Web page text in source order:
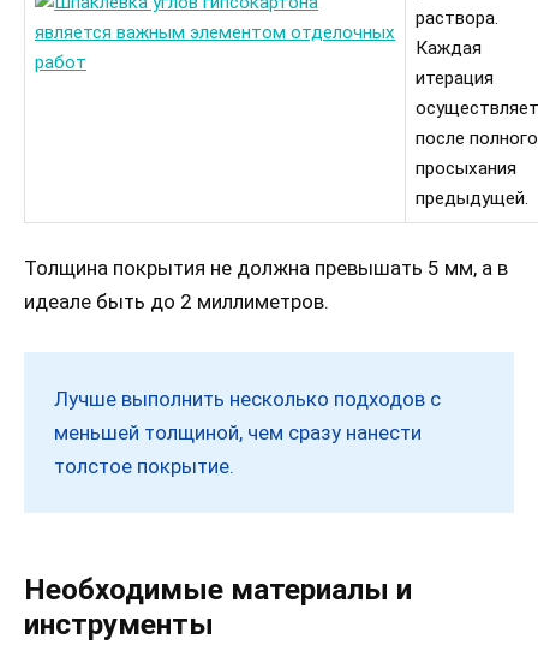
раствора.
Каждая
итерация
после полного
просыхания
предыдущей.
Толщина покрытия не должна превышать 5 мм, а в
идеале быть до 2 миллиметров.
Лучше выполнить несколько подходов с
меньшей толщиной, чем сразу нанести
толстое покрытие.
Необходимые материалы и
инструменты